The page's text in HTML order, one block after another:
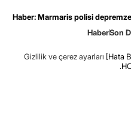
Haber: Marmaris polisi
HaberSon
Gizlilik ve çerez ayarları [Hata